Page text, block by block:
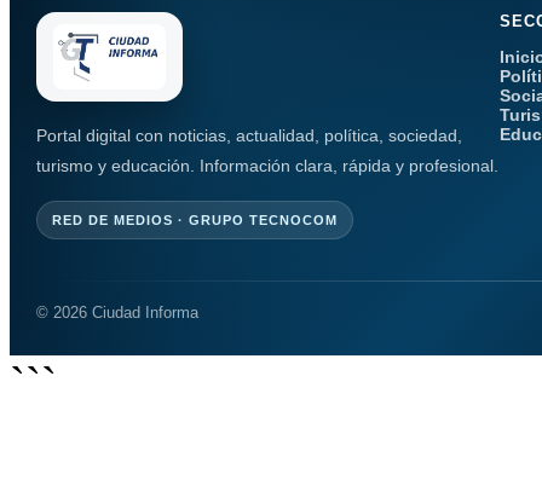
Portal digital con noticias, actualidad, política, sociedad,
turismo y educación. Información clara, rápida y profesional.
RED DE MEDIOS · GRUPO TECNOCOM
© 2026 Ciudad Informa
```